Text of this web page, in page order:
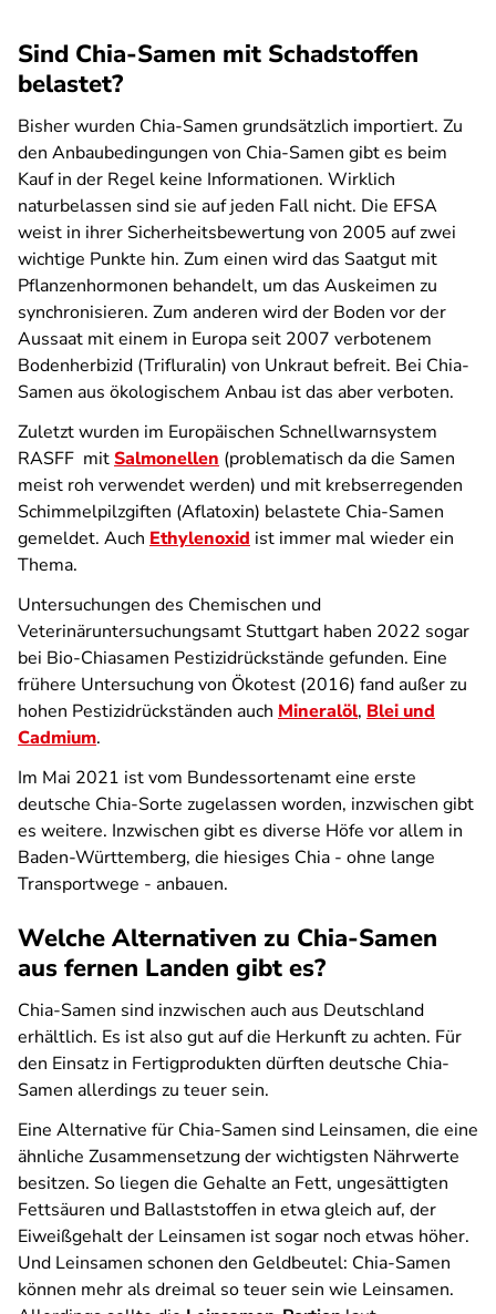
Sind Chia-Samen mit Schadstoffen
belastet?
Bisher wurden Chia-Samen grundsätzlich importiert. Zu
den Anbaubedingungen von Chia-Samen gibt es beim
Kauf in der Regel keine Informationen. Wirklich
naturbelassen sind sie auf jeden Fall nicht. Die EFSA
weist in ihrer Sicherheitsbewertung von 2005 auf zwei
wichtige Punkte hin. Zum einen wird das Saatgut mit
Pflanzenhormonen behandelt, um das Auskeimen zu
synchronisieren. Zum anderen wird der Boden vor der
Aussaat mit einem in Europa seit 2007 verbotenem
Bodenherbizid (Trifluralin) von Unkraut befreit. Bei Chia-
Samen aus ökologischem Anbau ist das aber verboten.
Zuletzt wurden im Europäischen Schnellwarnsystem
RASFF mitSalmonellen (problematisch da die Samen
meist roh verwendet werden) und mit krebserregenden
Schimmelpilzgiften (Aflatoxin) belastete Chia-Samen
gemeldet. Auch Ethylenoxid ist immer mal wieder ein
Thema.
Untersuchungen des Chemischen und
Veterinäruntersuchungsamt Stuttgart haben 2022 sogar
bei Bio-Chiasamen Pestizidrückstände gefunden. Eine
frühere Untersuchung von Ökotest (2016) fand außer zu
hohen Pestizidrückständen auch Mineralöl, Blei und
Cadmium.
Im Mai 2021 ist vom Bundessortenamt eine erste
deutsche Chia-Sorte zugelassen worden, inzwischen gibt
es weitere. Inzwischen gibt es diverse Höfe vor allem in
Baden-Württemberg, die hiesiges Chia - ohne lange
Transportwege - anbauen.
Welche Alternativen zu Chia-Samen
aus fernen Landen gibt es?
Chia-Samen sind inzwischen auch aus Deutschland
erhältlich. Es ist also gut auf die Herkunft zu achten. Für
den Einsatz in Fertigprodukten dürften deutsche Chia-
Samen allerdings zu teuer sein.
Eine Alternative für Chia-Samen sind Leinsamen, die eine
ähnliche Zusammensetzung der wichtigsten Nährwerte
besitzen. So liegen die Gehalte an Fett, ungesättigten
Fettsäuren und Ballaststoffen in etwa gleich auf, der
Eiweißgehalt der Leinsamen ist sogar noch etwas höher.
Und Leinsamen schonen den Geldbeutel: Chia-Samen
können mehr als dreimal so teuer sein wie Leinsamen.